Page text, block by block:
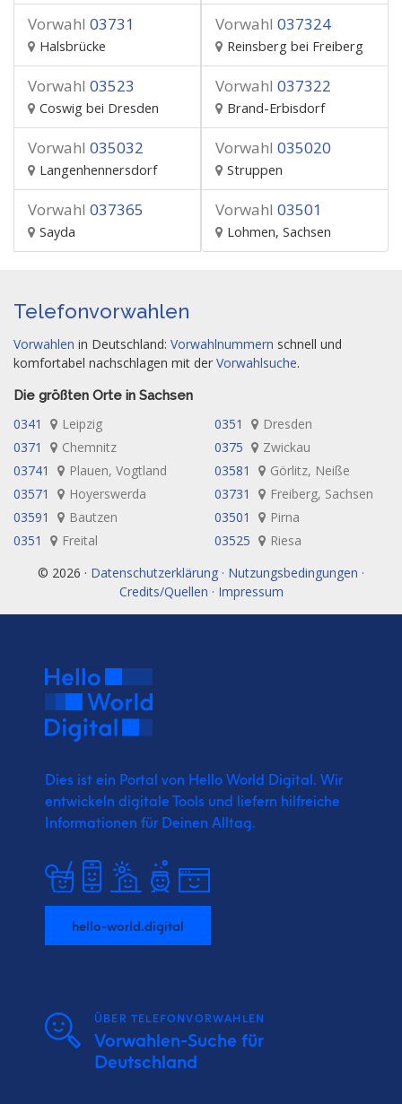
Vorwahl 03731
Halsbrücke
Vorwahl 037324
Reinsberg bei Freiberg
Vorwahl 03523
Coswig bei Dresden
Vorwahl 037322
Brand-Erbisdorf
Vorwahl 035032
Langenhennersdorf
Vorwahl 035020
Struppen
Vorwahl 037365
Sayda
Vorwahl 03501
Lohmen, Sachsen
Telefonvorwahlen
Vorwahlen in Deutschland: Vorwahlnummern schnell und
komfortabel nachschlagen mit der Vorwahlsuche.
Die größten Orte in Sachsen
0341 Leipzig 0351
Dresden
0371
Chemnitz 0375
Zwickau
03741
Plauen, Vogtland 03581
Görlitz, Neiße
03571
Hoyerswerda 03731
Freiberg, Sachsen
03591
Bautzen 03501
Pirna
0351
Freital 03525
Riesa
© 2026 · Datenschutzerklärung · Nutzungsbedingungen ·
Credits/Quellen · Impressum
Dies ist ein Portal von Hello World Digital. Wir
entwickeln digitale Tools und liefern hilfreiche
Informationen für Deinen Alltag.
hello-world.digital
ÜBER TELEFONVORWAHLEN
Vorwahlen-Suche für
Deutschland